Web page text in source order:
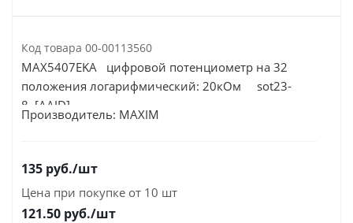
Код товара 00-00113560
MAX5407EKA цифровой потенциометр на 32
положения логарифмический: 20кОм sot23-
8 [AAID]
Производитель: MAXIM
135 руб./шт
Цена при покупке от 10 шт
121.50 руб./шт